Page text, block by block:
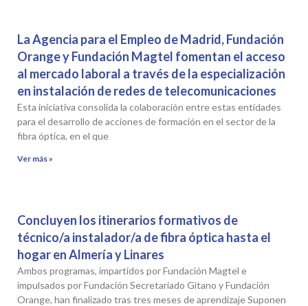
La Agencia para el Empleo de Madrid, Fundación
Orange y Fundación Magtel fomentan el acceso
al mercado laboral a través de la especialización
en instalación de redes de telecomunicaciones
Esta iniciativa consolida la colaboración entre estas entidades
para el desarrollo de acciones de formación en el sector de la
fibra óptica, en el que
Ver más »
Concluyen los itinerarios formativos de
técnico/a instalador/a de fibra óptica hasta el
hogar en Almería y Linares
Ambos programas, impartidos por Fundación Magtel e
impulsados por Fundación Secretariado Gitano y Fundación
Orange, han finalizado tras tres meses de aprendizaje Suponen